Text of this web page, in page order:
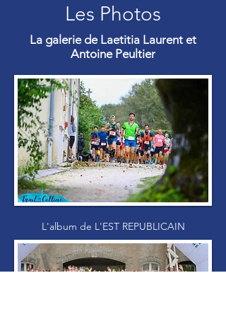
Les Photos
La galerie de Laetitia Laurent et
Antoine Peultier
L'album de L'EST REPUBLICAIN